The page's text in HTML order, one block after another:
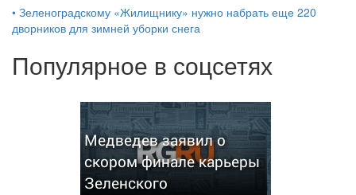
• Зеленоградскому «Жилищнику» нужно набрать еще 220
дворников для зимней уборки снега
Популярное в соцсетях
Медведев заявил о
скором финале карьеры
Зеленского